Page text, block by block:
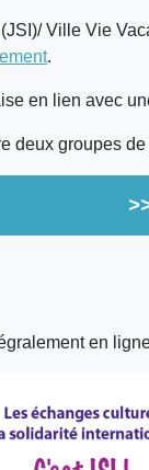
Ville Vie
.
en lien avec
deux groupes
en